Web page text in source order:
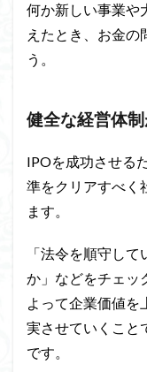
何か新しい事業や
えたとき、お金の
う。
健全な経営体
IPOを成功させる
準をクリアすべく
ます。
「法令を順守し
か」などをチェッ
よって企業価値を
実させていくこと
です。